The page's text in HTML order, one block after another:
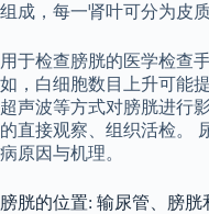
组成，每一肾叶可分为皮质
用于检查膀胱的医学检查
如，白细胞数目上升可能
超声波等方式对膀胱进行
的直接观察、组织活检。
病原因与机理。
膀胱的位置: 输尿管、膀胱